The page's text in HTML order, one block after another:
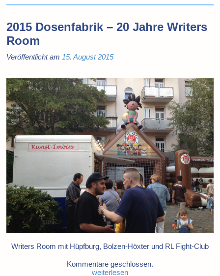
2015 Dosenfabrik – 20 Jahre Writers
Room
Veröffentlicht am 15. August 2015
Writers Room mit Hüpfburg, Bolzen-Höxter und RL Fight-Club
Kommentare geschlossen.
weiterlesen